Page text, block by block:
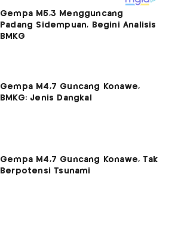
Gempa M5,3 Mengguncang
Padang Sidempuan, Begini Analisis
BMKG
Gempa M4,7 Guncang Konawe,
BMKG: Jenis Dangkal
Gempa M4,7 Guncang Konawe, Tak
Berpotensi Tsunami